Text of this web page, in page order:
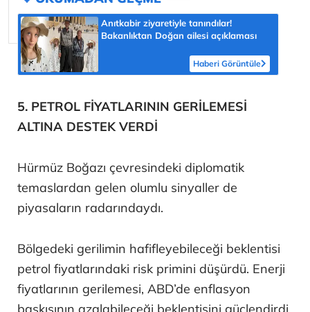
Anıtkabir ziyaretiyle tanındılar!
Bakanlıktan Doğan ailesi açıklaması
Haberi Görüntüle
5. PETROL FİYATLARININ GERİLEMESİ
ALTINA DESTEK VERDİ
Hürmüz Boğazı çevresindeki diplomatik
temaslardan gelen olumlu sinyaller de
piyasaların radarındaydı.
Bölgedeki gerilimin hafifleyebileceği beklentisi
petrol fiyatlarındaki risk primini düşürdü. Enerji
fiyatlarının gerilemesi, ABD’de enflasyon
baskısının azalabileceği beklentisini güçlendirdi.